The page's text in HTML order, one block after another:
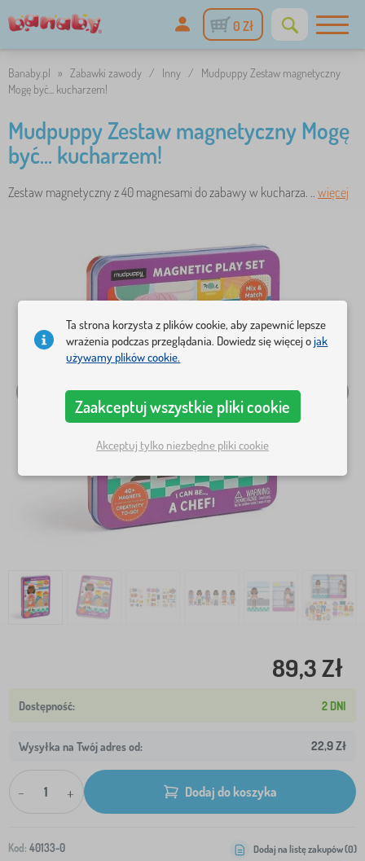
0 Zł
Banaby.pl » Zabawki zawody / Inny /
Mudpuppy Zestaw magnetyczny
Mogę być... kucharzem!
Mudpuppy Zestaw magnetyczny Mogę
być... kucharzem!
Zestaw magnetyczny z 40 magnesami do zabawy w kucharza. .. więcej
89,3 Zł
2 DNI
Wysyłka na Twój adres od: 22,9 Zł
- + Dodaj do koszyka
Kod: 40133-0 Dodaj na listę zakupów (0)
Ta strona korzysta z plików cookie, aby zapewnić lepsze
wrażenia podczas przeglądania. Dowiedz się więcej ojak
używamy plików cookie.
Zaakceptuj wszystkie pliki cookie
Akceptuj tylko niezbędne pliki cookie